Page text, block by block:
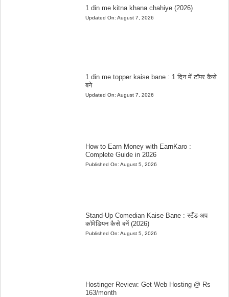
1 din me kitna khana chahiye (2026)
Updated On: August 7, 2026
1 din me topper kaise bane : 1 दिन में टॉपर कैसे
बने
Updated On: August 7, 2026
How to Earn Money with EarnKaro :
Complete Guide in 2026
Published On: August 5, 2026
Stand-Up Comedian Kaise Bane : स्टैंड-अप
कॉमेडियन कैसे बनें (2026)
Published On: August 5, 2026
Hostinger Review: Get Web Hosting @ Rs
163/month